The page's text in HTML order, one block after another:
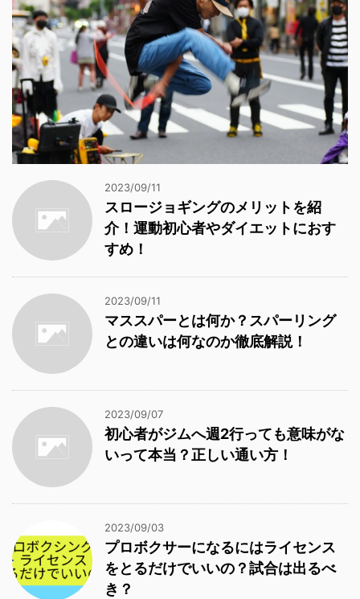
2023/09/11
スロージョギングのメリットを紹
介！運動初心者やダイエットにおす
すめ！
2023/09/11
マススパーとは何か？スパーリング
との違いは何なのか徹底解説！
2023/09/07
初心者がジムへ週2行っても意味がな
いって本当？正しい通い方！
2023/09/03
プロボクサーになるにはライセンス
をとるだけでいいの？試合は出るべ
き？